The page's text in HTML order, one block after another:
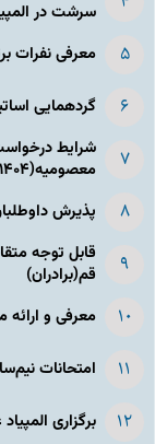
سرشت در
معرفی نفرات
گردهمایی
شرایط
معصومیه(۱۴۰۴)
پذیرش داوطلبان
قابل توجه
قم(برادران)
معرفی و
امتحانات نیم‌سال
برگزاری